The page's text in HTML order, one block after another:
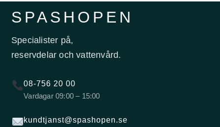
SPASHOPEN
Specialister på,
reservdelar och vattenvård.
08-756 20 00
Vardagar 09:00 – 15:00
kundtjanst@spashopen.se